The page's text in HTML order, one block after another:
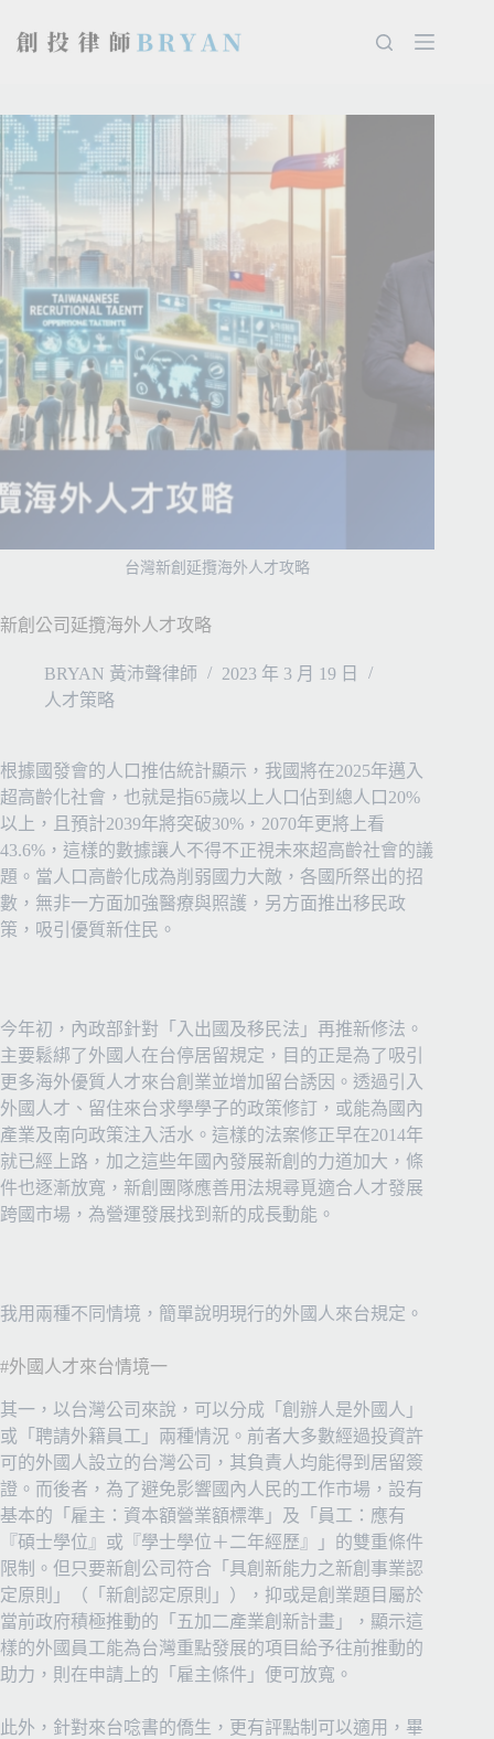
台灣新創延攬海外人才攻略
新創公司延攬海外人才攻略
BRYAN 黃沛聲律師
2023 年 3 月 19 日
人才策略
根據國發會的人口推估統計顯示，我國將在2025年邁入
超高齡化社會，也就是指65歲以上人口佔到總人口20%
以上，且預計2039年將突破30%，2070年更將上看
43.6%，這樣的數據讓人不得不正視未來超高齡社會的議
題。當人口高齡化成為削弱國力大敵，各國所祭出的招
數，無非一方面加強醫療與照護，另方面推出移民政
策，吸引優質新住民。
今年初，內政部針對「入出國及移民法」再推新修法。
主要鬆綁了外國人在台停居留規定，目的正是為了吸引
更多海外優質人才來台創業並增加留台誘因。透過引入
外國人才、留住來台求學學子的政策修訂，或能為國內
產業及南向政策注入活水。這樣的法案修正早在2014年
就已經上路，加之這些年國內發展新創的力道加大，條
件也逐漸放寬，新創團隊應善用法規尋覓適合人才發展
跨國市場，為營運發展找到新的成長動能。
我用兩種不同情境，簡單說明現行的外國人來台規定。
#外國人才來台情境一
其一，以台灣公司來說，可以分成「創辦人是外國人」
或「聘請外籍員工」兩種情況。前者大多數經過投資許
可的外國人設立的台灣公司，其負責人均能得到居留簽
證。而後者，為了避免影響國內人民的工作市場，設有
基本的「雇主：資本額營業額標準」及「員工：應有
『碩士學位』或『學士學位＋二年經歷』」的雙重條件
限制。但只要新創公司符合「具創新能力之新創事業認
定原則」（「新創認定原則」），抑或是創業題目屬於
當前政府積極推動的「五加二產業創新計畫」，顯示這
樣的外國員工能為台灣重點發展的項目給予往前推動的
助力，則在申請上的「雇主條件」便可放寬。
此外，針對來台唸書的僑生，更有評點制可以適用，畢